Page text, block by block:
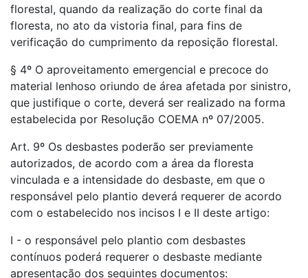
florestal, quando da realização do corte final da
floresta, no ato da vistoria final, para fins de
verificação do cumprimento da reposição florestal.
§ 4º O aproveitamento emergencial e precoce do
material lenhoso oriundo de área afetada por sinistro,
que justifique o corte, deverá ser realizado na forma
estabelecida por Resolução COEMA nº 07/2005.
Art. 9º Os desbastes poderão ser previamente
autorizados, de acordo com a área da floresta
vinculada e a intensidade do desbaste, em que o
responsável pelo plantio deverá requerer de acordo
com o estabelecido nos incisos I e II deste artigo:
I - o responsável pelo plantio com desbastes
contínuos poderá requerer o desbaste mediante
apresentação dos seguintes documentos: